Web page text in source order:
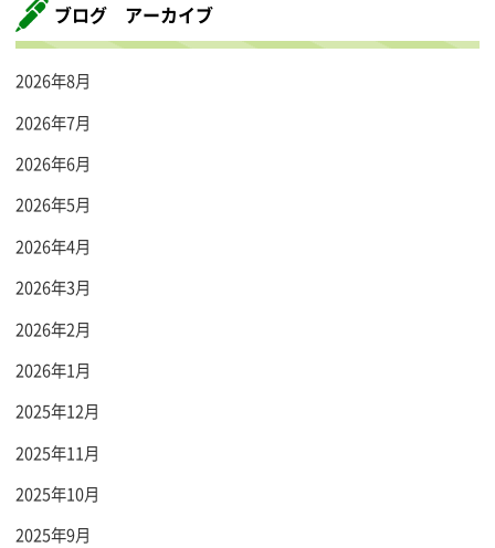
ブログ アーカイブ
2026年8月
2026年7月
2026年6月
2026年5月
2026年4月
2026年3月
2026年2月
2026年1月
2025年12月
2025年11月
2025年10月
2025年9月